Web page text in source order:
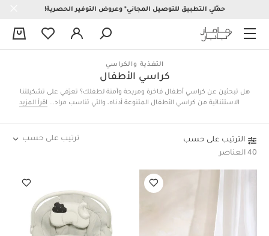
حمّلي التطبيق للتوصيل المجاني* وعروض التوفير الحصرية!
التغذية والكراسي
كراسي الأطفال
هل تبحثين عن كراسي أطفال فاخرة ومريحة وآمنة لطفلك؟ تعرّفي على تشكيلتنا
الاستثنائية من كراسي الأطفال المتنوعة أدناه، والتي تناسب مراحل عمرية
عن كونها سهلة الحمل والتركيب رغم متانتها وجودتها العالية. تنتظركِ خيارات
مميزة مثل المقعد الداعم للطفل الصغير بخصائص مريحة قابلة للتعديل،
لأوقات ممتعة مليئة بالمرح، إلى جانب مهود هزازة وكراسي بدمى معلّقة وبعض
واحصلي على أفضل كراسي الأطفال وأعلاها جودة على الإطلاق!
اقرأ المزيد
الترتيب على حسب
40 العناصر
ترتيب على حسب